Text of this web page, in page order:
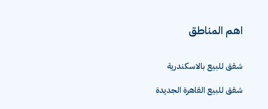
اهم المناطق
شقق للبيع بالاسكندرية
شقق للبيع القاهرة الجديدة